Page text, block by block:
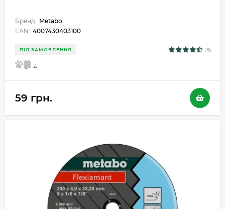
Бренд: Metabo
EAN: 4007430403100
ПІД ЗАМОВЛЕННЯ 26
5 4
59 грн.